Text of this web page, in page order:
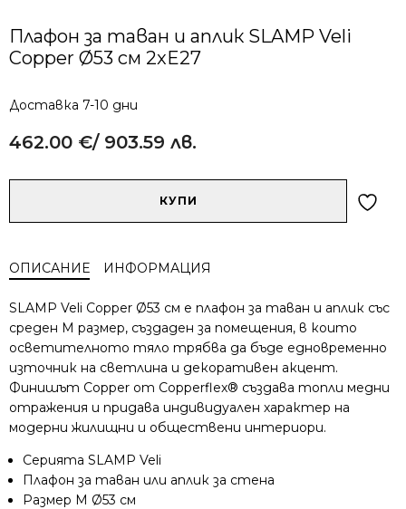
Плафон за таван и аплик SLAMP Veli
Copper Ø53 см 2xE27
Доставка 7-10 дни
462.00 €/ 903.59 лв.
таван
аплик
SLAMP
Veli
Copper
Ø53
см
2xE27
КУПИ
ОПИСАНИЕ ИНФОРМАЦИЯ
SLAMP Veli Copper Ø53 см е плафон за таван и аплик със
среден M размер, създаден за помещения, в които
осветителното тяло трябва да бъде едновременно
източник на светлина и декоративен акцент.
Финишът Copper от Copperflex® създава топли медни
отражения и придава индивидуален характер на
модерни жилищни и обществени интериори.
Серията SLAMP Veli
Плафон за таван или аплик за стена
Размер M Ø53 см